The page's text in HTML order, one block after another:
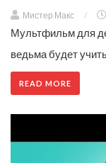
Мистер Макс /
Мультфильм для
ведьма будет
READ MORE